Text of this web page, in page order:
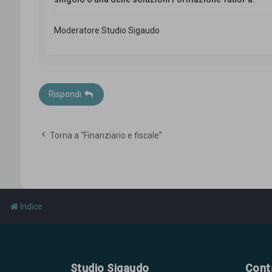
Moderatore Studio Sigaudo
Rispondi
Torna a “Finanziario e fiscale”
Indice
Studio Sigaudo